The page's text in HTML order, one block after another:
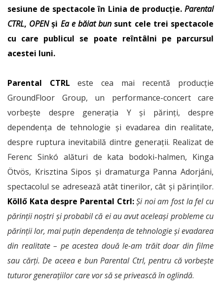
sesiune de spectacole în Linia de producție. Parental
CTRL, OPENși Ea e băiat bun sunt cele trei spectacole
cu care publicul se poate reîntâlni pe parcursul
acestei luni.
Parental CTRL este cea mai recentă producție
GroundFloor Group, un performance-concert care
vorbește despre generația Y și părinți, despre
dependența de tehnologie și evadarea din realitate,
despre ruptura inevitabilă dintre generații. Realizat de
Ferenc Sinkó alături de kata bodoki-halmen, Kinga
Ötvös, Krisztina Sipos și dramaturga Panna Adorjáni,
spectacolul se adresează atât tinerilor, cât și părinților.
Köllő Kata despre Parental Ctrl:Și noi am fost la fel cu
părinții noștri și probabil că ei au avut aceleași probleme cu
părinții lor, mai puțin dependența de tehnologie și evadarea
din realitate – pe acestea două le-am trăit doar din filme
sau cărți. De aceea e bun Parental Ctrl, pentru că vorbește
tuturor generațiilor care vor să se privească în oglindă.